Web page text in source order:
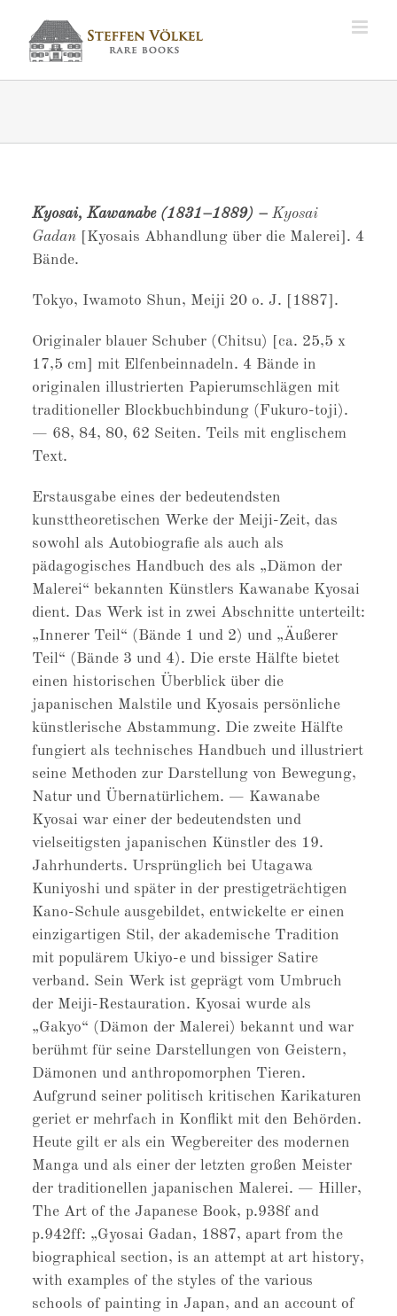
Inhalt
springen
Kyosai, Kawanabe (1831–1889) – Kyosai
Gadan[Kyosais Abhandlung über die Malerei]. 4
Bände.
Tokyo, Iwamoto Shun, Meiji 20 o. J. [1887].
Originaler blauer Schuber (Chitsu) [ca. 25,5 x
17,5 cm] mit Elfenbeinnadeln. 4 Bände in
originalen illustrierten Papierumschlägen mit
traditioneller Blockbuchbindung (Fukuro-toji).
— 68, 84, 80, 62 Seiten. Teils mit englischem
Text.
Erstausgabe eines der bedeutendsten
kunsttheoretischen Werke der Meiji-Zeit, das
sowohl als Autobiografie als auch als
pädagogisches Handbuch des als „Dämon der
Malerei“ bekannten Künstlers Kawanabe Kyosai
dient. Das Werk ist in zwei Abschnitte unterteilt:
„Innerer Teil“ (Bände 1 und 2) und „Äußerer
Teil“ (Bände 3 und 4). Die erste Hälfte bietet
einen historischen Überblick über die
japanischen Malstile und Kyosais persönliche
künstlerische Abstammung. Die zweite Hälfte
fungiert als technisches Handbuch und illustriert
seine Methoden zur Darstellung von Bewegung,
Natur und Übernatürlichem. — Kawanabe
Kyosai war einer der bedeutendsten und
vielseitigsten japanischen Künstler des 19.
Jahrhunderts. Ursprünglich bei Utagawa
Kuniyoshi und später in der prestigeträchtigen
Kano-Schule ausgebildet, entwickelte er einen
einzigartigen Stil, der akademische Tradition
mit populärem Ukiyo-e und bissiger Satire
verband. Sein Werk ist geprägt vom Umbruch
der Meiji-Restauration. Kyosai wurde als
„Gakyo“ (Dämon der Malerei) bekannt und war
berühmt für seine Darstellungen von Geistern,
Dämonen und anthropomorphen Tieren.
Aufgrund seiner politisch kritischen Karikaturen
geriet er mehrfach in Konflikt mit den Behörden.
Heute gilt er als ein Wegbereiter des modernen
Manga und als einer der letzten großen Meister
der traditionellen japanischen Malerei. — Hiller,
The Art of the Japanese Book, p.938f and
p.942ff: „Gyosai Gadan, 1887, apart from the
biographical section, is an attempt at art history,
with examples of the styles of the various
schools of painting in Japan, and an account of